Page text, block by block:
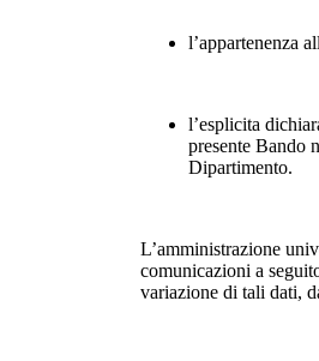
l’appartenenza
l’esplicita
presente Bando
Dipartimento.
L’amministrazione
comunicazioni a
variazione di tali dati,